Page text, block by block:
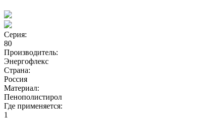
Серия:
80
Производитель:
Энергофлекс
Страна:
Россия
Материал:
Пенополистирол
Где применяется:
1